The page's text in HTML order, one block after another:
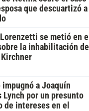
que descuartizó a
se metió en el
la inhabilitación de
a Joaquín
Lynch por un presunto
de intereses en el